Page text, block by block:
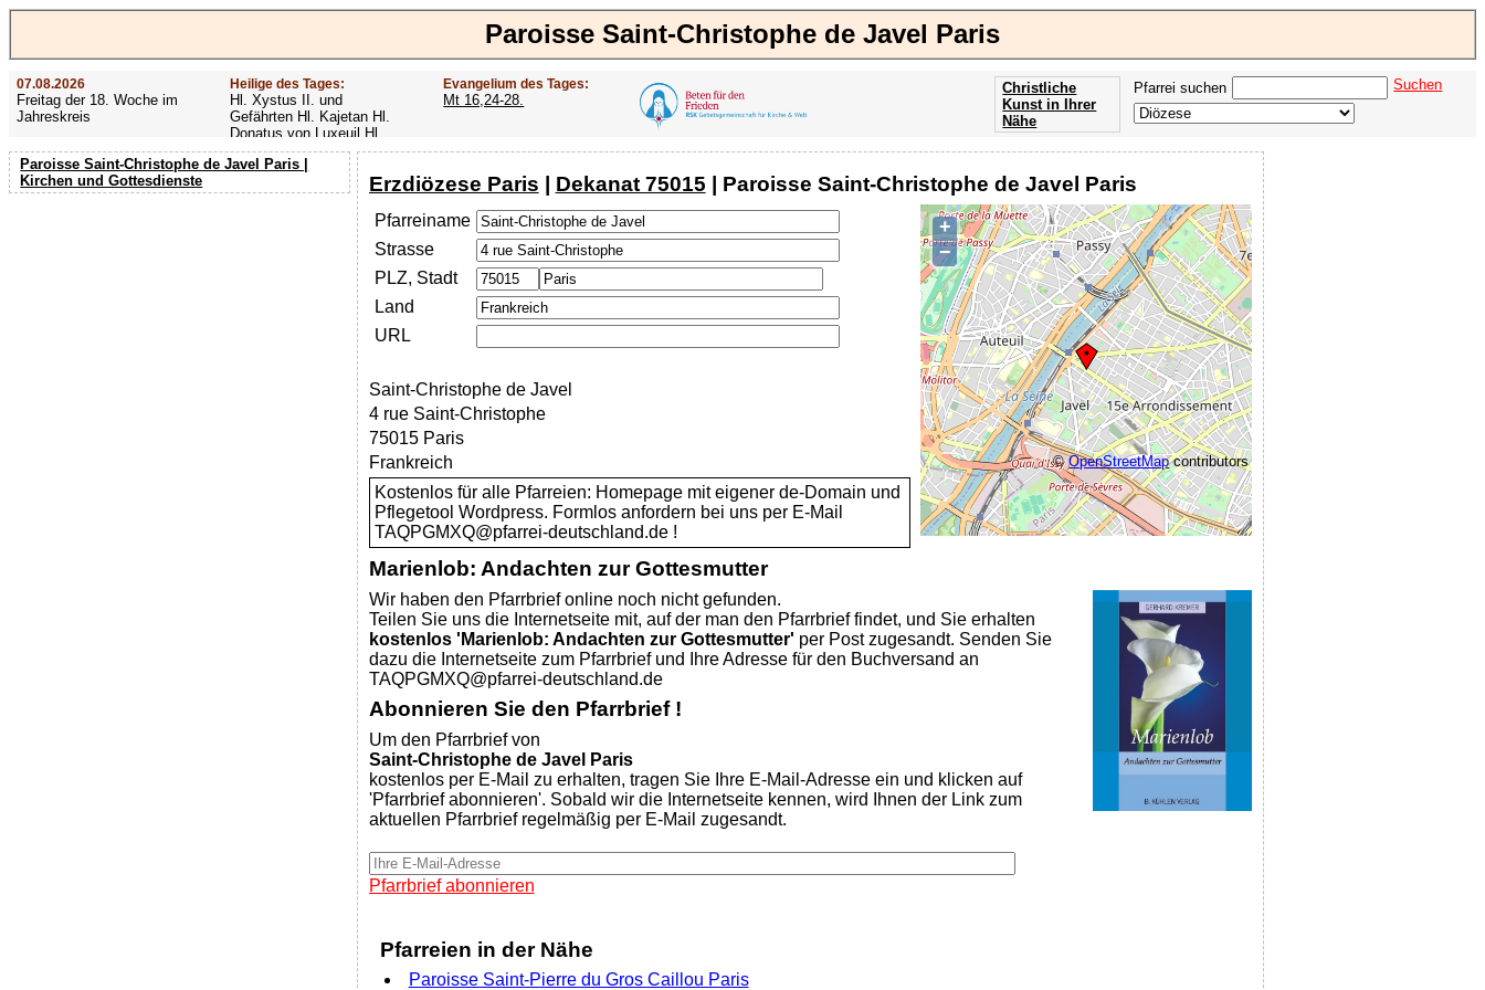
Paroisse Saint-Christophe de Javel Paris
07.08.2026
Freitag der 18. Woche im
Jahreskreis
Heilige des Tages:
Hl. Xystus II. und
Gefährten Hl. Kajetan Hl.
Donatus von Luxeuil Hl.
Afra
Evangelium des Tages:
Mt 16,24-28.
Pfarrei suchen Suchen
Christliche
Kunst in Ihrer
Nähe
Paroisse Saint-Christophe de Javel Paris |
Kirchen und Gottesdienste
Erzdiözese Paris | Dekanat 75015 | Paroisse Saint-Christophe de Javel Paris
+
−
©OpenStreetMapcontributors
Pfarreiname
Strasse
PLZ, Stadt
Land
URL
Saint-Christophe de Javel
4 rue Saint-Christophe
75015 Paris
Frankreich
Kostenlos für alle Pfarreien: Homepage mit eigener de-Domain und
Pflegetool Wordpress. Formlos anfordern bei uns per E-Mail
TAQPGMXQ@pfarrei-deutschland.de !
Marienlob: Andachten zur Gottesmutter
Wir haben den Pfarrbrief online noch nicht gefunden.
Teilen Sie uns die Internetseite mit, auf der man den Pfarrbrief findet, und Sie erhalten
kostenlos 'Marienlob: Andachten zur Gottesmutter' per Post zugesandt. Senden Sie
dazu die Internetseite zum Pfarrbrief und Ihre Adresse für den Buchversand an
TAQPGMXQ@pfarrei-deutschland.de
Abonnieren Sie den Pfarrbrief !
Um den Pfarrbrief von
Saint-Christophe de Javel Paris
kostenlos per E-Mail zu erhalten, tragen Sie Ihre E-Mail-Adresse ein und klicken auf
'Pfarrbrief abonnieren'. Sobald wir die Internetseite kennen, wird Ihnen der Link zum
aktuellen Pfarrbrief regelmäßig per E-Mail zugesandt.
Pfarrbrief abonnieren
Pfarreien in der Nähe
Paroisse Saint-Pierre du Gros Caillou Paris